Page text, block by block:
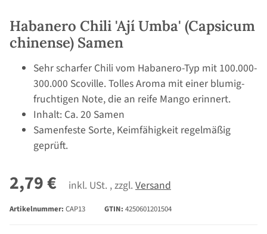
Habanero Chili 'Ají Umba' (Capsicum
chinense) Samen
Sehr scharfer Chili vom Habanero-Typ mit 100.000-
300.000 Scoville. Tolles Aroma mit einer blumig-
fruchtigen Note, die an reife Mango erinnert.
Inhalt: Ca. 20 Samen
Samenfeste Sorte, Keimfähigkeit regelmäßig
geprüft.
2,79 € inkl. USt. , zzgl. Versand
Artikelnummer: CAP13 GTIN: 4250601201504